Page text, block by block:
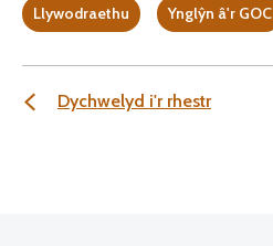
Llywodraethu Ynglŷn â'r GOC
Dychwelyd i'r rhestr